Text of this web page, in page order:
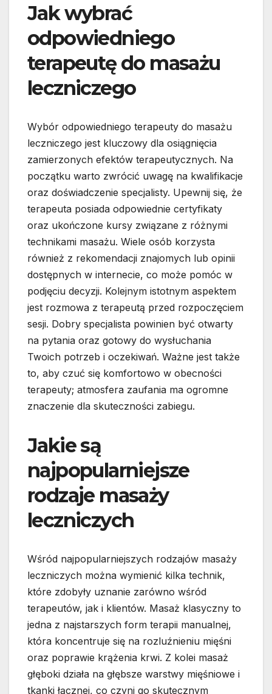
Jak wybrać
odpowiedniego
terapeutę do masażu
leczniczego
Wybór odpowiedniego terapeuty do masażu
leczniczego jest kluczowy dla osiągnięcia
zamierzonych efektów terapeutycznych. Na
początku warto zwrócić uwagę na kwalifikacje
oraz doświadczenie specjalisty. Upewnij się, że
terapeuta posiada odpowiednie certyfikaty
oraz ukończone kursy związane z różnymi
technikami masażu. Wiele osób korzysta
również z rekomendacji znajomych lub opinii
dostępnych w internecie, co może pomóc w
podjęciu decyzji. Kolejnym istotnym aspektem
jest rozmowa z terapeutą przed rozpoczęciem
sesji. Dobry specjalista powinien być otwarty
na pytania oraz gotowy do wysłuchania
Twoich potrzeb i oczekiwań. Ważne jest także
to, aby czuć się komfortowo w obecności
terapeuty; atmosfera zaufania ma ogromne
znaczenie dla skuteczności zabiegu.
Jakie są
najpopularniejsze
rodzaje masaży
leczniczych
Wśród najpopularniejszych rodzajów masaży
leczniczych można wymienić kilka technik,
które zdobyły uznanie zarówno wśród
terapeutów, jak i klientów. Masaż klasyczny to
jedna z najstarszych form terapii manualnej,
która koncentruje się na rozluźnieniu mięśni
oraz poprawie krążenia krwi. Z kolei masaż
głęboki działa na głębsze warstwy mięśniowe i
tkanki łącznej, co czyni go skutecznym